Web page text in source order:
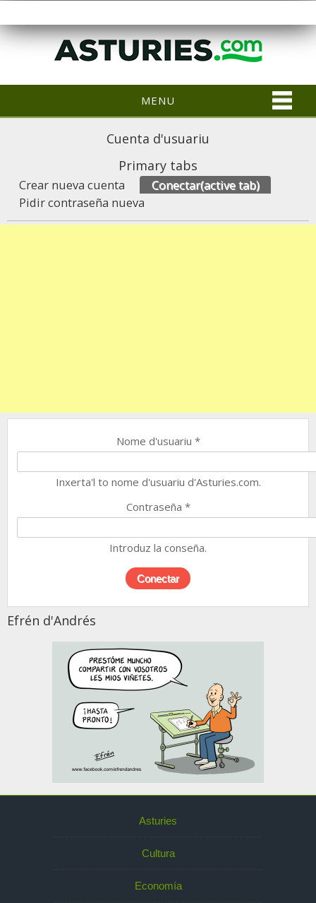
MENU
Cuenta d'usuariu
Primary tabs
Crear nueva cuenta Conectar(active tab)
Pidir contraseña nueva
Nome d'usuariu *
Inxerta'l to nome d'usuariu d'Asturies.com.
Contraseña *
Introduz la conseña.
Efrén d'Andrés
Asturies
Cultura
Economía